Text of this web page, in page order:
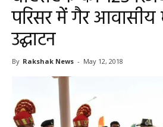
परिसर में गैर आवासीय
उद्घाटन
By Rakshak News - May 12, 2018